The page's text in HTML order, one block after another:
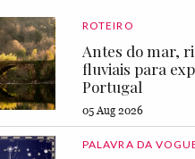
ROTEIRO
Antes do mar,
fluviais para
Portugal
05 Aug 2026
PALAVRA DA